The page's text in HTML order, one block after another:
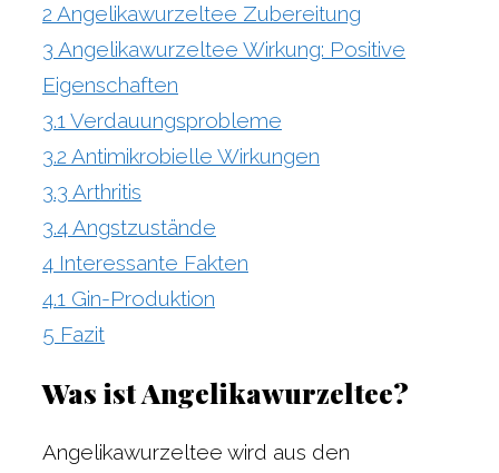
2 Angelikawurzeltee Zubereitung
3 Angelikawurzeltee Wirkung: Positive
Eigenschaften
3.1 Verdauungsprobleme
3.2 Antimikrobielle Wirkungen
3.3 Arthritis
3.4 Angstzustände
4 Interessante Fakten
4.1 Gin-Produktion
5 Fazit
Was ist Angelikawurzeltee?
Angelikawurzeltee wird aus den